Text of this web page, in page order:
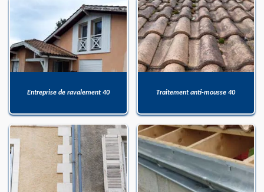
Entreprise de ravalement 40 Traitement anti-mousse 40